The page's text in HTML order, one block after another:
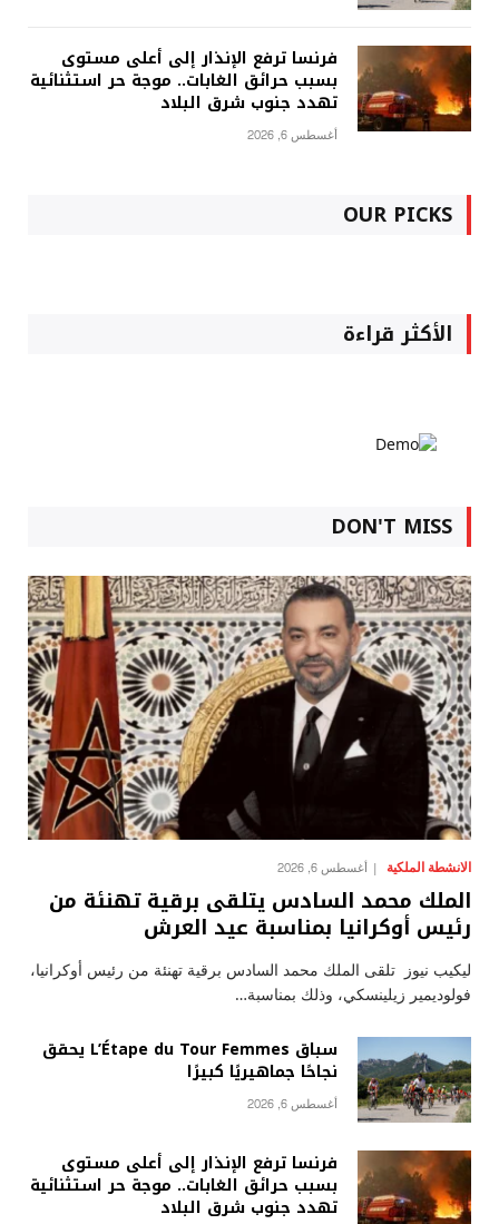
فرنسا ترفع الإنذار إلى أعلى مستوى
بسبب حرائق الغابات.. موجة حر استثنائية
تهدد جنوب شرق البلاد
أغسطس 6, 2026
OUR PICKS
الأكثر قراءة
DON'T MISS
الانشطة الملكية أغسطس 6, 2026
الملك محمد السادس يتلقى برقية تهنئة من
رئيس أوكرانيا بمناسبة عيد العرش
ليكيب نيوز تلقى الملك محمد السادس برقية تهنئة من رئيس أوكرانيا،
فولوديمير زيلينسكي، وذلك بمناسبة…
سباق L’Étape du Tour Femmes يحقق
نجاحًا جماهيريًا كبيرًا
أغسطس 6, 2026
فرنسا ترفع الإنذار إلى أعلى مستوى
بسبب حرائق الغابات.. موجة حر استثنائية
تهدد جنوب شرق البلاد